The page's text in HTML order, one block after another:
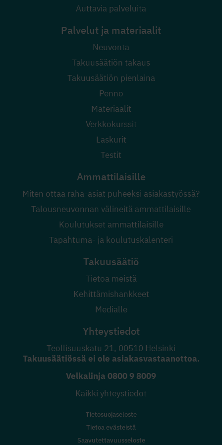
Auttavia palveluita
Palvelut ja materiaalit
Neuvonta
Takuusäätiön takaus
Takuusäätiön pienlaina
Penno
Materiaalit
Verkkokurssit
Laskurit
Testit
Ammattilaisille
Miten ottaa raha-asiat puheeksi asiakastyössä?
Talousneuvonnan välineitä ammattilaisille
Koulutukset ammattilaisille
Tapahtuma- ja koulutuskalenteri
Takuusäätiö
Tietoa meistä
Kehittämishankkeet
Medialle
Yhteystiedot
Teollisuuskatu 21, 00510 Helsinki
Takuusäätiössä ei ole asiakasvastaanottoa.
Velkalinja 0800 9 8009
Kaikki yhteystiedot
Tietosuojaseloste
Tietoa evästeistä
Saavutettavuusseloste